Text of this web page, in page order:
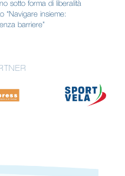
sotto forma di liberalità
“Navigare insieme:
barriere”